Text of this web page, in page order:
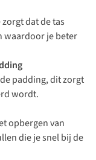
dat de tas
waardoor je beter
padding, dit zorgt
wordt.
opbergen van
die je snel bij de